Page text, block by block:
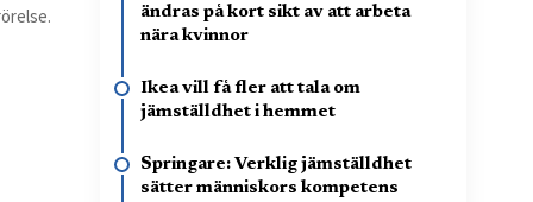
ändras på kort sikt av att arbeta
nära kvinnor
Ikea vill få fler att tala om
jämställdhet i hemmet
Springare: Verklig jämställdhet
sätter människors kompetens